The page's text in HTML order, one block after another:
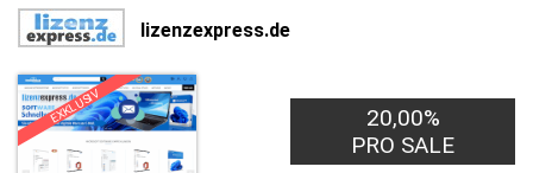
lizenzexpress.de
EXKLUSIV
20,00%
PRO SALE